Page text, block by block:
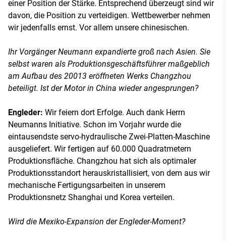
einer Position der Stärke. Entsprechend überzeugt sind wir
davon, die Position zu verteidigen. Wettbewerber nehmen
wir jedenfalls ernst. Vor allem unsere chinesischen.
Ihr Vorgänger Neumann expandierte groß nach Asien. Sie
selbst waren als Produktionsgeschäftsführer maßgeblich
am Aufbau des 20013 eröffneten Werks Changzhou
beteiligt. Ist der Motor in China wieder angesprungen?
Engleder: Wir feiern dort Erfolge. Auch dank Herrn
Neumanns Initiative. Schon im Vorjahr wurde die
eintausendste servo-hydraulische Zwei-Platten-Maschine
ausgeliefert. Wir fertigen auf 60.000 Quadratmetern
Produktionsfläche. Changzhou hat sich als optimaler
Produktionsstandort herauskristallisiert, von dem aus wir
mechanische Fertigungsarbeiten in unserem
Produktionsnetz Shanghai und Korea verteilen.
Wird die Mexiko-Expansion der Engleder-Moment?